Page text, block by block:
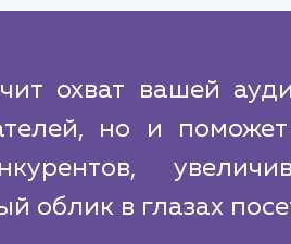
охват вашей
но и
облик в глазах